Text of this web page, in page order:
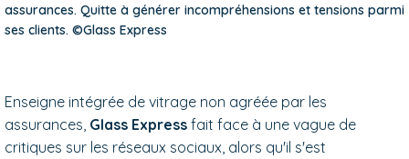
assurances. Quitte à générer incompréhensions et tensions parmi
ses clients. ©Glass Express
Enseigne intégrée de vitrage non agréée par les
assurances, Glass Express fait face à une vague de
critiques sur les réseaux sociaux, alors qu'il s'est